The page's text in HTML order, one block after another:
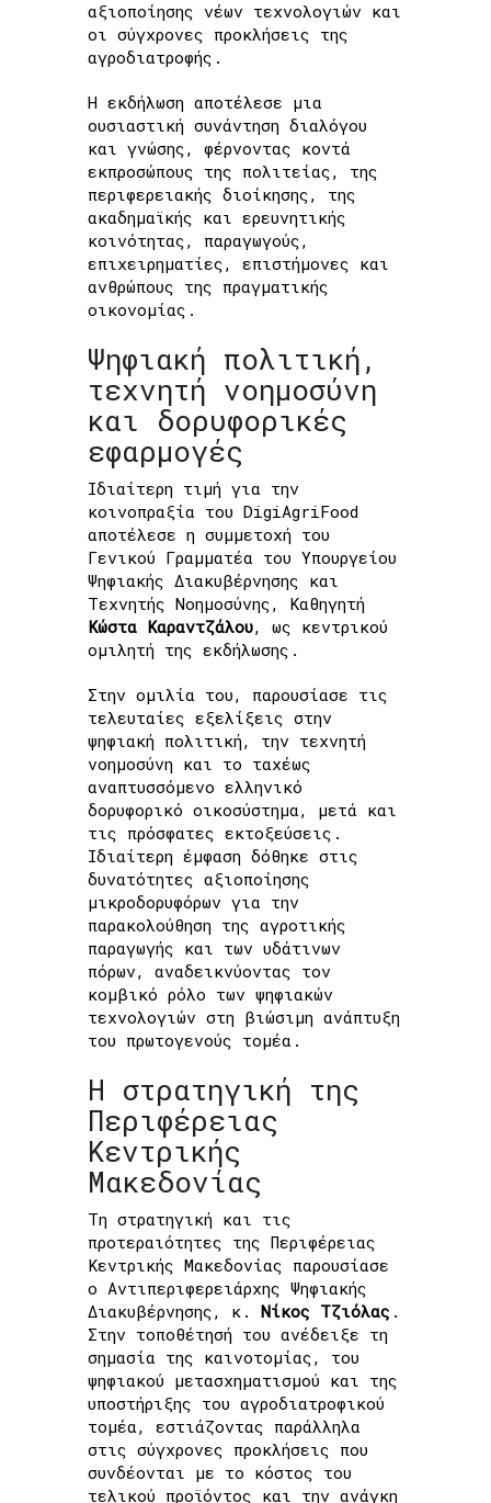
αξιοποίησης νέων τεχνολογιών και
οι σύγχρονες προκλήσεις της
αγροδιατροφής.
Η εκδήλωση αποτέλεσε μια
ουσιαστική συνάντηση διαλόγου
και γνώσης, φέρνοντας κοντά
εκπροσώπους της πολιτείας, της
περιφερειακής διοίκησης, της
ακαδημαϊκής και ερευνητικής
κοινότητας, παραγωγούς,
επιχειρηματίες, επιστήμονες και
ανθρώπους της πραγματικής
οικονομίας.
Ψηφιακή πολιτική,
τεχνητή νοημοσύνη
και δορυφορικές
εφαρμογές
Ιδιαίτερη τιμή για την
κοινοπραξία του DigiAgriFood
αποτέλεσε η συμμετοχή του
Γενικού Γραμματέα του Υπουργείου
Ψηφιακής Διακυβέρνησης και
Τεχνητής Νοημοσύνης, Καθηγητή
Κώστα Καραντζάλου, ως κεντρικού
ομιλητή της εκδήλωσης.
Στην ομιλία του, παρουσίασε τις
τελευταίες εξελίξεις στην
ψηφιακή πολιτική, την τεχνητή
νοημοσύνη και το ταχέως
αναπτυσσόμενο ελληνικό
δορυφορικό οικοσύστημα, μετά και
τις πρόσφατες εκτοξεύσεις.
Ιδιαίτερη έμφαση δόθηκε στις
δυνατότητες αξιοποίησης
μικροδορυφόρων για την
παρακολούθηση της αγροτικής
παραγωγής και των υδάτινων
πόρων, αναδεικνύοντας τον
κομβικό ρόλο των ψηφιακών
τεχνολογιών στη βιώσιμη ανάπτυξη
του πρωτογενούς τομέα.
Η στρατηγική της
Περιφέρειας
Κεντρικής
Μακεδονίας
Τη στρατηγική και τις
προτεραιότητες της Περιφέρειας
Κεντρικής Μακεδονίας παρουσίασε
ο Αντιπεριφερειάρχης Ψηφιακής
Διακυβέρνησης, κ. Νίκος Τζιόλας .
Στην τοποθέτησή του ανέδειξε τη
σημασία της καινοτομίας, του
ψηφιακού μετασχηματισμού και της
υποστήριξης του αγροδιατροφικού
τομέα, εστιάζοντας παράλληλα
στις σύγχρονες προκλήσεις που
συνδέονται με το κόστος του
τελικού προϊόντος και την ανάγκη